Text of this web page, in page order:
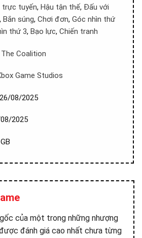
trực tuyến, Hậu tận thế, Đấu với
, Bắn súng, Chơi đơn, Góc nhìn thứ
thứ 3, Bạo lực, Chiến tranh
The Coalition
Game Studios
08/2025
2025
của một trong những nhượng
đánh giá cao nhất chưa từng